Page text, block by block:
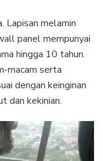
Lapisan melamin
panel mempunyai
hingga 10 tahun.
macam serta
dengan keinginan
dan kekinian.